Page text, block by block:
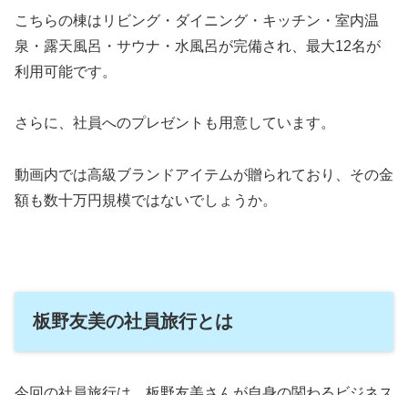
こちらの棟はリビング・ダイニング・キッチン・室内温
泉・露天風呂・サウナ・水風呂が完備され、最大12名が
利用可能です。
さらに、社員へのプレゼントも用意しています。
動画内では高級ブランドアイテムが贈られており、その金
額も数十万円規模ではないでしょうか。
板野友美の社員旅行とは